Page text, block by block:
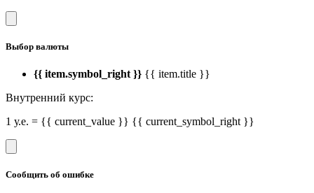
Выбор валюты
{{ item.symbol_right }} {{ item.title }}
Внутренний курс:
1 у.е. = {{ current_value }} {{ current_symbol_right }}
Сообщить об ошибке